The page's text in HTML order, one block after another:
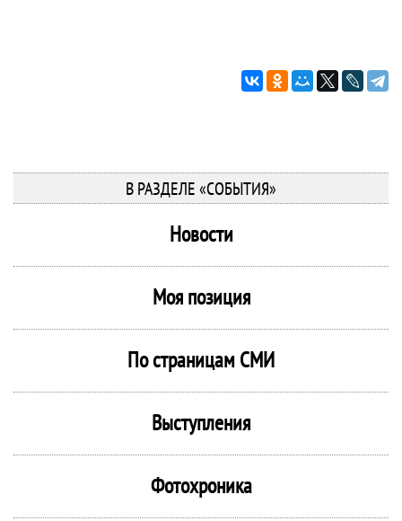
В РАЗДЕЛЕ «СОБЫТИЯ»
Новости
Моя позиция
По страницам СМИ
Выступления
Фотохроника